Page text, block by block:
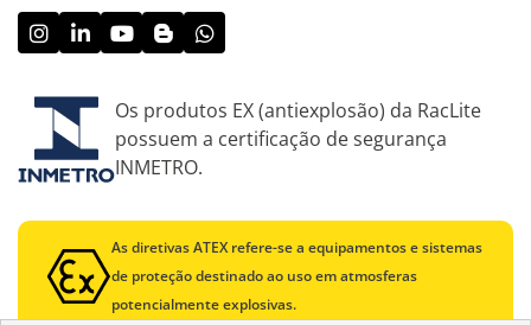
Os produtos EX (antiexplosão) da RacLite
possuem a certificação de segurança
INMETRO.
As diretivas ATEX refere-se a equipamentos e sistemas
de proteção destinado ao uso em atmosferas
potencialmente explosivas.